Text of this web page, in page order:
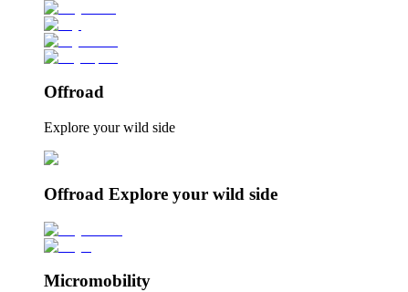
Offroad
Explore your wild side
Offroad Explore your wild side
Micromobility